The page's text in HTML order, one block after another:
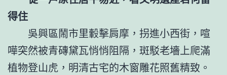
得住
吳興區鬧市里轂擊肩摩，拐進小西街，喧
嘩突然被青磚黛瓦悄悄阻隔，斑駁老墻上爬滿
植物登山虎，明清古宅的木窗雕花照舊精致。